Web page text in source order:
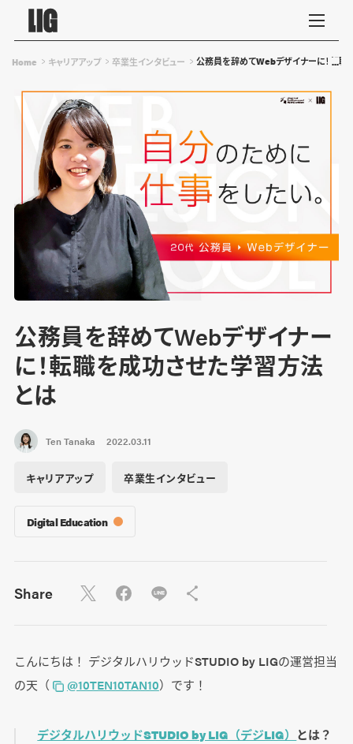
Home キャリアアップ 卒業生インタビュー 公務員を辞めてWebデザイナーに！転職
公務員を辞めてWebデザイナー
に！転職を成功させた学習方法
とは
Ten Tanaka 2022.03.11
キャリアアップ 卒業生インタビュー
Digital Education
Share
こんにちは！ デジタルハリウッドSTUDIO by LIGの運営担当
の天（
@10TEN10TAN10）です！
デジタルハリウッドSTUDIO by LIG（デジLIG） とは？